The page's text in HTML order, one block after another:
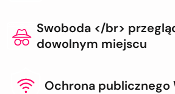
Swoboda </br>
dowolnym miejscu
Ochrona publicznego